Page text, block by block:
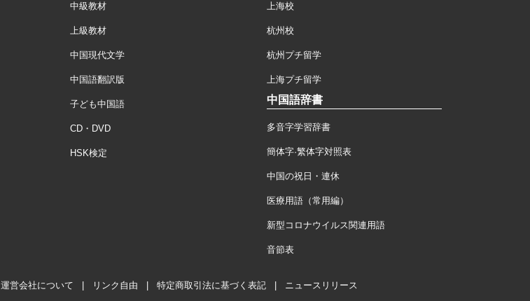
中級教材
上級教材
中国現代文学
中国語翻訳版
子ども中国語
CD・DVD
HSK検定
上海校
杭州校
杭州プチ留学
上海プチ留学
中国語辞書
多音字学習辞書
簡体字·繁体字対照表
中国の祝日・連休
医療用語（常用編）
新型コロナウイルス関連用語
音節表
運営会社について リンク自由 特定商取引法に基づく表記 ニュースリリース